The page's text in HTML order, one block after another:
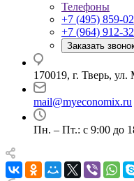
Телефоны
+7 (495) 859-
+7 (964) 912-
Заказать
170019, г. Тверь,
mail@myeconomix.ru
Пн. – Пт.: с 9:00 до